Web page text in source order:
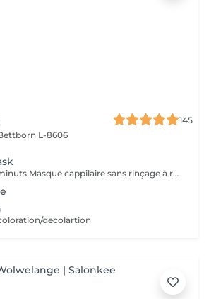
145
L-8606
K18 new hair in 4 minuts Masque cappilaire sans rinçage à réparation moléculaire
decolartion